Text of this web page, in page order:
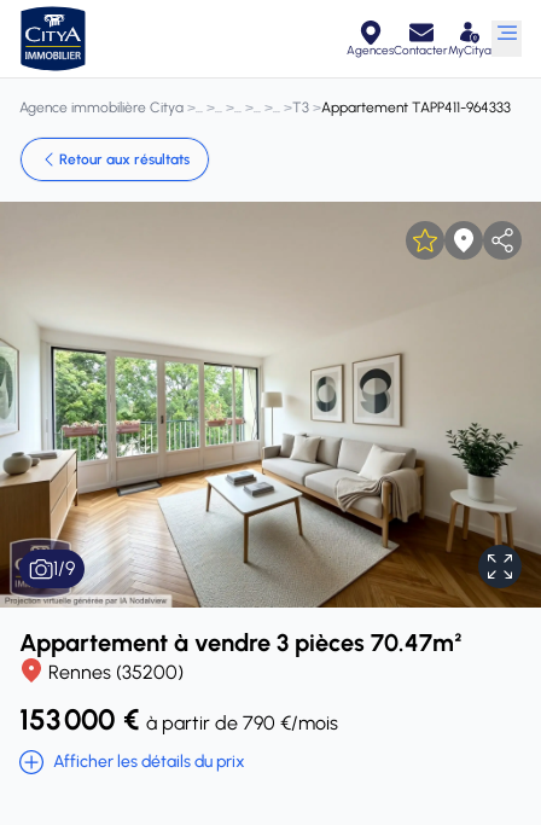
AgencesContacterMyCitya
Agence immobilière Citya > > > > > >T3 >Appartement TAPP411-964333
Retour aux résultats
1/9
Appartement à vendre 3 pièces 70.47m²
Rennes (35200)
153 000 € à partir de 790 €/mois
Afficher les détails du prix